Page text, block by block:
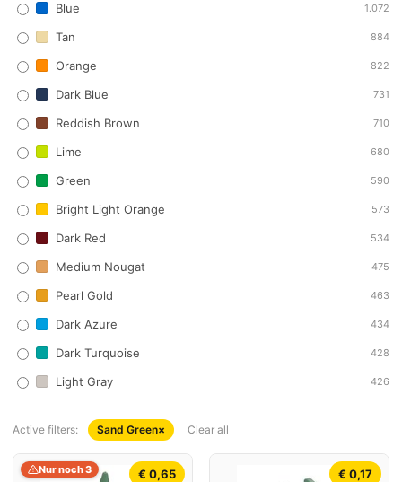
Blue 1.072
Tan 884
Orange 822
Dark Blue 731
Reddish Brown 710
Lime 680
Green 590
Bright Light Orange 573
Dark Red 534
Medium Nougat 475
Pearl Gold 463
Dark Azure 434
Dark Turquoise 428
Light Gray 426
Active filters: Sand Green× Clear all
€ 0,65
Nur noch 3 € 0,17